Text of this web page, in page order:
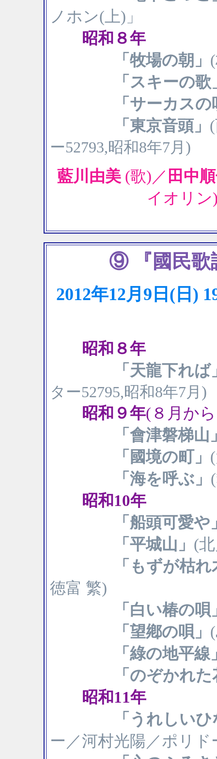
ノホン(上)」
昭和８年
「牧場の朝」
「スキーの歌
「サーカス
「東京音頭」
ー52793,昭和8年7月 )
藍川由美 (歌)／ 田中
イオリン
⑨ 『國民歌
2012年12月9日(日)
昭和８年
「天龍下れば
ター52795,昭和8年7月 )
昭和９年(８月か
「會津磐梯山
「國境の町」
「海を呼ぶ」
昭和10年
「船頭可愛や
「平城山」 (
「もずが枯
徳富 繁)
「白い椿の唄
「望鄕の唄」
「綠の地平線
「のぞかれ
昭和11年
「うれしい
ー／河村光陽／ポリド